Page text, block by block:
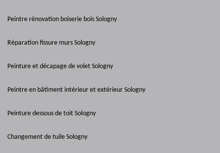
Peintre rénovation boiserie bois Sologny
Réparation fissure murs Sologny
Peinture et décapage de volet Sologny
Peintre en bâtiment intérieur et extérieur Sologny
Peinture dessous de toit Sologny
Changement de tuile Sologny